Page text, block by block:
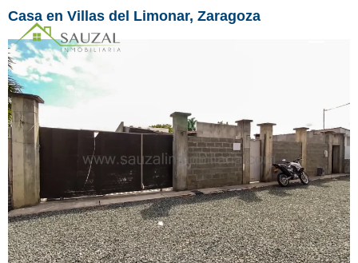
Casa en Villas del Limonar, Zaragoza